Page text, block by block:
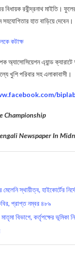
রবীন্দ্রনাথ মাইতি। ফুলের
হাত বাড়িয়ে দেবেন।
কটাক্ষ
অ্যাসোসিয়েশন এ্যান্ড
খুশি পরিবার সহ এলাকাবাসী।
Championship
Newspaper In
স্থায়ীত্ব, হাইকোর্টের
প্রাপ্ত নম্বর ৪৮৯
বিভাগে, কর্তৃপক্ষের ভূমিকা